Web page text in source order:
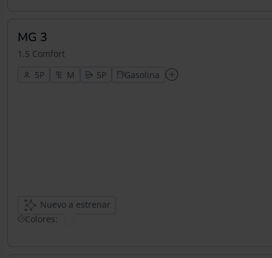
MG 3
1.5 Comfort
5
5 Gasolina
Nuevo a estrenar
Colores: